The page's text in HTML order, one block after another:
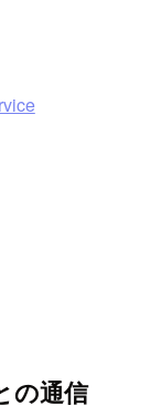
の通信